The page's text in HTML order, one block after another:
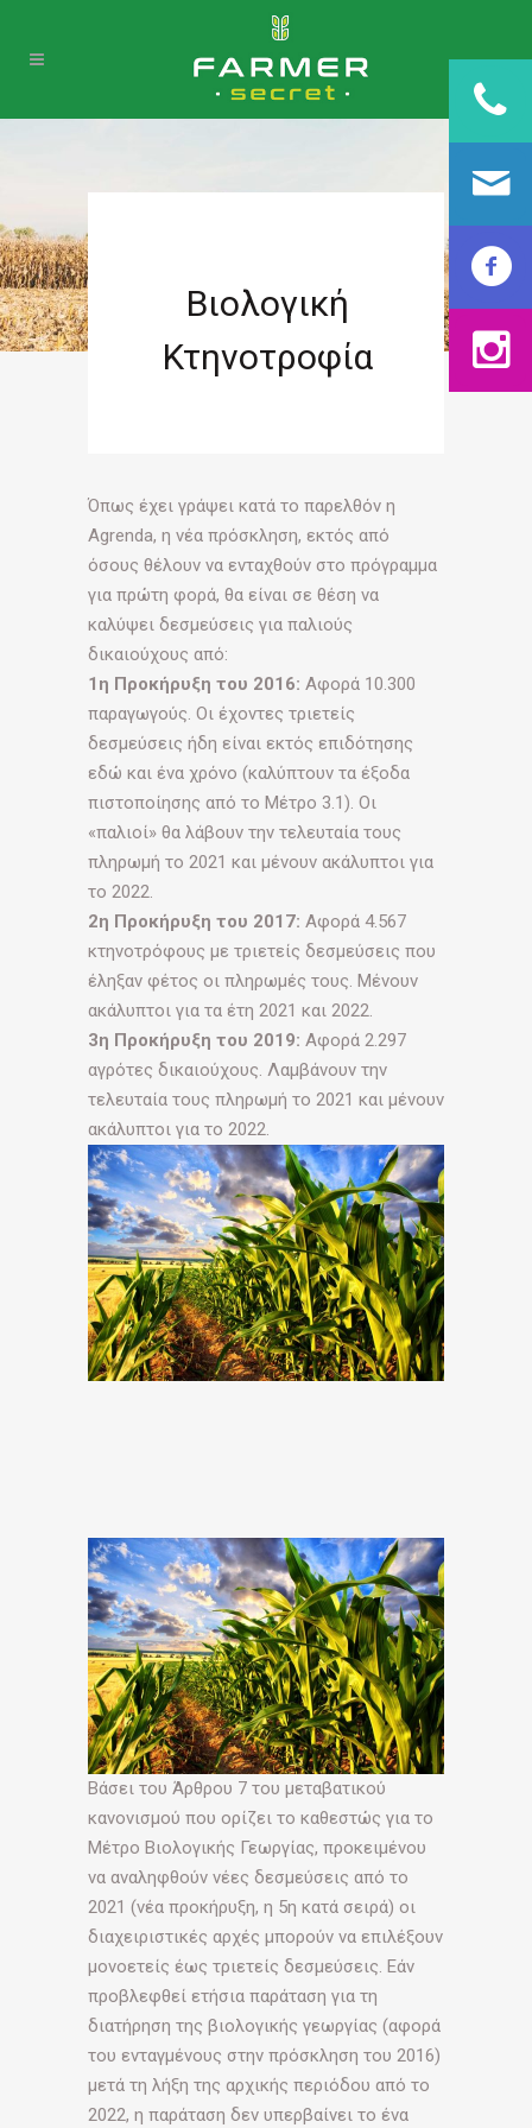
Βιολογική
Κτηνοτροφία
Όπως έχει γράψει κατά το παρελθόν η
Agrenda, η νέα πρόσκληση, εκτός από
όσους θέλουν να ενταχθούν στο πρόγραµµα
για πρώτη φορά, θα είναι σε θέση να
καλύψει δεσµεύσεις για παλιούς
δικαιούχους από:
1η Προκήρυξη του 2016: Αφορά 10.300
παραγωγούς. Οι έχοντες τριετείς
δεσµεύσεις ήδη είναι εκτός επιδότησης
εδώ και ένα χρόνο (καλύπτουν τα έξοδα
πιστοποίησης από το Μέτρο 3.1). Οι
«παλιοί» θα λάβουν την τελευταία τους
πληρωµή το 2021 και µένουν ακάλυπτοι για
το 2022.
2η Προκήρυξη του 2017: Αφορά 4.567
κτηνοτρόφους µε τριετείς δεσµεύσεις που
έληξαν φέτος οι πληρωµές τους. Μένουν
ακάλυπτοι για τα έτη 2021 και 2022.
3η Προκήρυξη του 2019: Αφορά 2.297
αγρότες δικαιούχους. Λαµβάνουν την
τελευταία τους πληρωµή το 2021 και µένουν
ακάλυπτοι για το 2022.
Βάσει του Άρθρου 7 του µεταβατικού
κανονισµού που ορίζει το καθεστώς για το
Μέτρο Βιολογικής Γεωργίας, προκειµένου
να αναληφθούν νέες δεσµεύσεις από το
2021 (νέα προκήρυξη, η 5η κατά σειρά) οι
διαχειριστικές αρχές µπορούν να επιλέξουν
µονοετείς έως τριετείς δεσµεύσεις. Εάν
προβλεφθεί ετήσια παράταση για τη
διατήρηση της βιολογικής γεωργίας (αφορά
του ενταγµένους στην πρόσκληση του 2016)
µετά τη λήξη της αρχικής περιόδου από το
2022, η παράταση δεν υπερβαίνει το ένα